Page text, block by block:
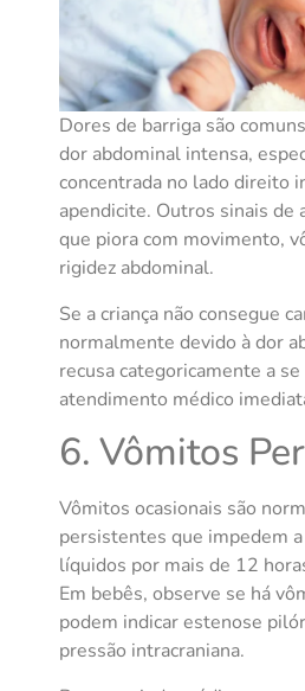
Dores de barriga são
dor abdominal intensa,
concentrada no lado direito
apendicite. Outros sinais de
que piora com movimento,
rigidez abdominal.
Se a criança não consegue
normalmente devido à dor
recusa categoricamente a
atendimento médico
6. Vômitos
Vômitos ocasionais são
persistentes que impedem
líquidos por mais de 12
Em bebês, observe se há
podem indicar estenose
pressão intracraniana.